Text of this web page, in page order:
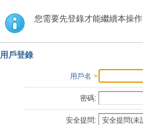
索
您需要先登錄才能繼續本操作
用戶登錄
用戶名
密碼:
安全提問: